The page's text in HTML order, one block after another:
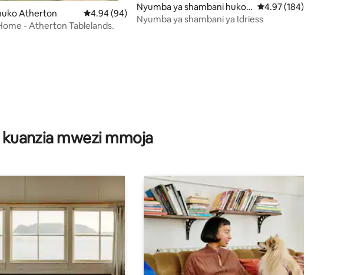
4.94 kati ya 5, tathmini 31
Atherton Ukadiriaji wa wastani wa 4.94 kati ya 5, tathmini 94
4.94 (94)
- Atherton Tablelands.
Nyumba ya shambani huko
Herberton
Ukadiriaji wa wastani
4.97 (184)
Nyumba ya shambani ya Idriess
mwezi mmoja